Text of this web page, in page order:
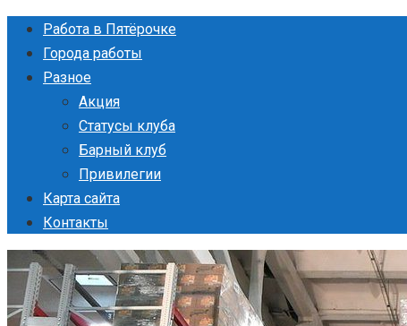
Перейти
контенту
Работа в Пятёрочке
Города работы
Разное
Акция
Статусы клуба
Барный клуб
Привилегии
Карта сайта
Контакты